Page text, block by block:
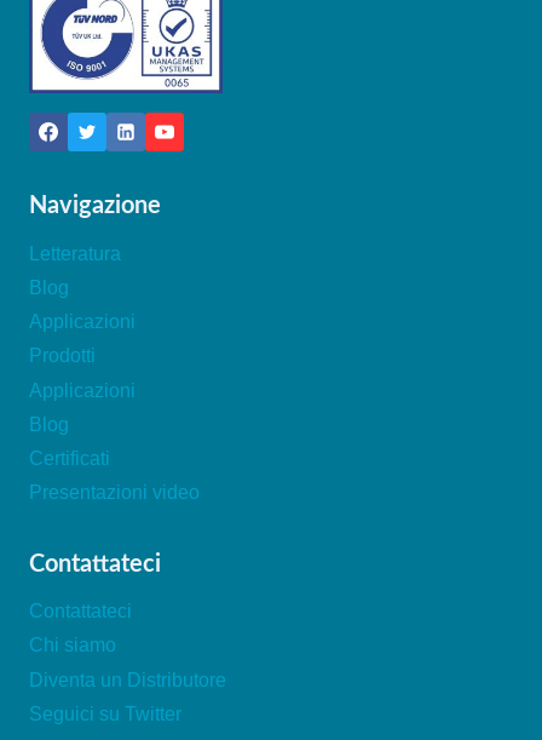
Navigazione
Letteratura
Blog
Applicazioni
Prodotti
Applicazioni
Blog
Certificati
Presentazioni video
Contattateci
Contattateci
Chi siamo
Diventa un Distributore
Seguici su Twitter